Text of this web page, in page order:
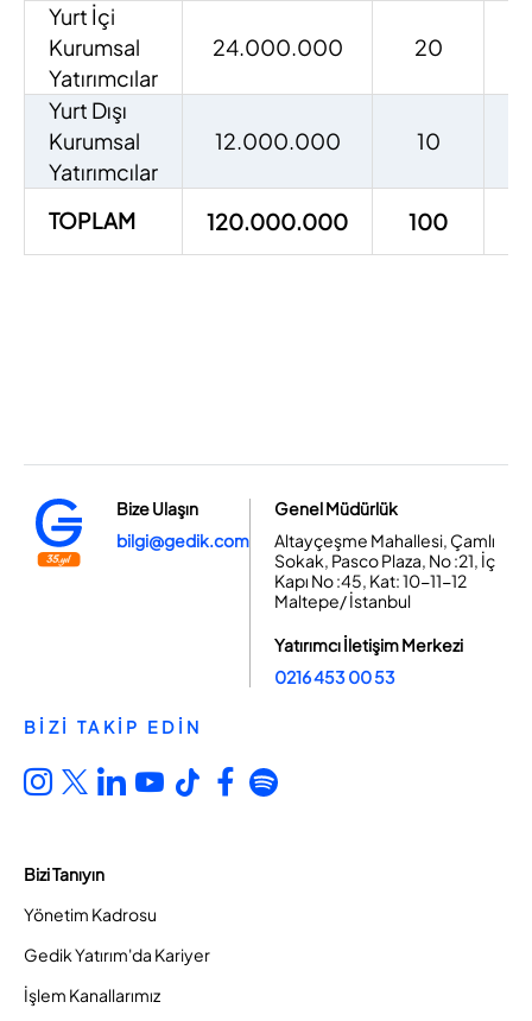
Yurt İçi
Kurumsal
Yatırımcılar
24.000.000 20
Yurt Dışı
Kurumsal
Yatırımcılar
12.000.000 10
TOPLAM 120.000.000 100
Bize Ulaşın
bilgi@gedik.com
Genel Müdürlük
Altayçeşme Mahallesi, Çamlı
Sokak, Pasco Plaza, No :21, İç
Kapı No :45, Kat: 10-11-12
Maltepe/ İstanbul
Yatırımcı İletişim Merkezi
0216 453 00 53
BİZİ TAKİP EDİN
Bizi Tanıyın
Yönetim Kadrosu
Gedik Yatırım'da Kariyer
İşlem Kanallarımız